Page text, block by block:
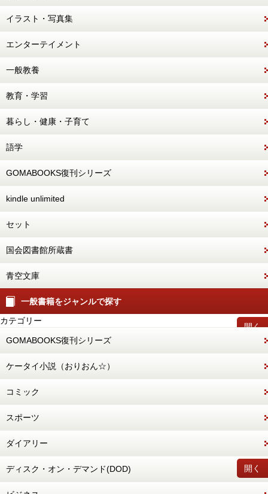
イラスト・写真集
エンターテイメント
一般教養
教育・学習
暮らし・健康・子育て
語学
GOMABOOKS復刊シリーズ
kindle unlimited
セット
国会図書館所蔵書
青空文庫
一般書籍をジャンルで探す
開く
カテゴリー
GOMABOOKS復刊シリーズ
ケータイ小説（おりおん☆）
コミック
スポーツ
ダイアリー
開く
ディスク・オン・デマンド(DOD)